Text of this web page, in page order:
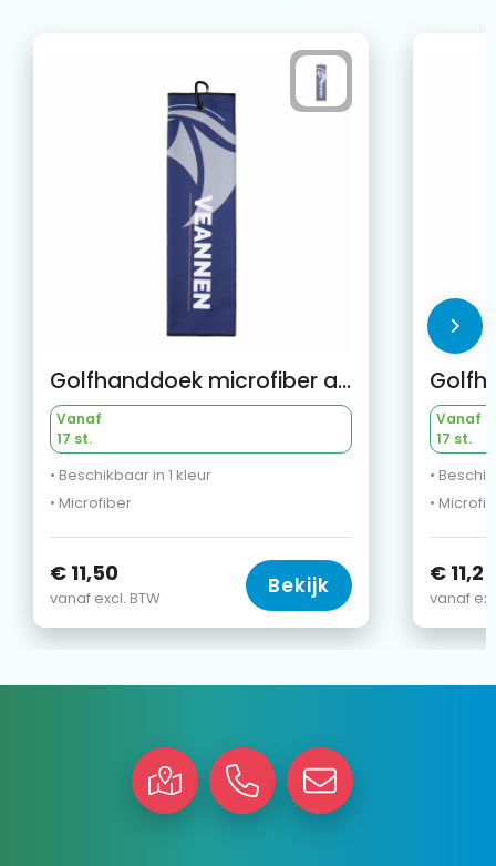
Golfhanddoek microfiber all-over
Vanaf
17 st.
• Beschikbaar in 1 kleur
• Microfiber
€ 11,50
vanaf excl. BTW Bekijk
Vanaf
17 st.
•
•
€ 11,25
vanaf